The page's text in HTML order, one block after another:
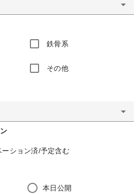
鉄骨系
その他
ーション済/予定含む
本日公開